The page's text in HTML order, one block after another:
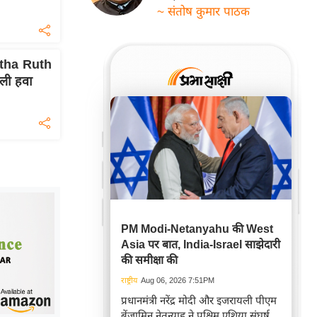
Ruth
हवा
~ संतोष कुमार पाठक
PM Modi-Netanyahu की West
Asia पर बात, India-Israel साझेदारी
की समीक्षा की
राष्ट्रीय Aug 06, 2026 7:51PM
प्रधानमंत्री नरेंद्र मोदी और इजरायली पीएम